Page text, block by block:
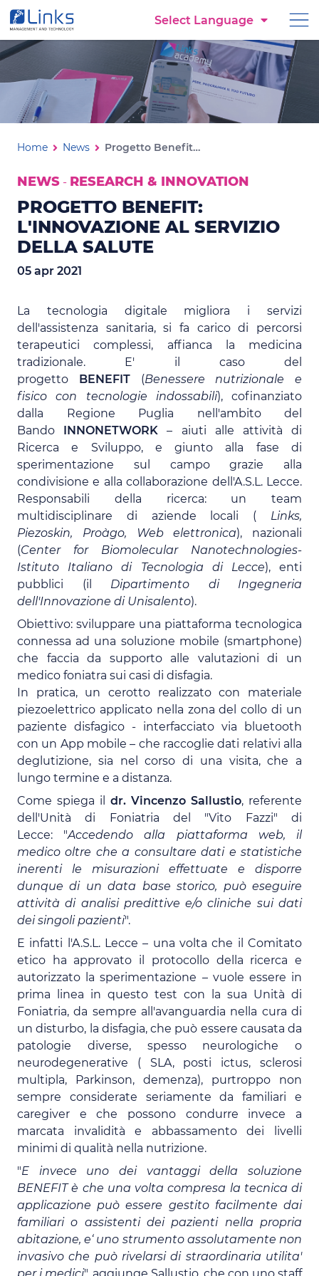
Torna alla homepage
Vai al menu di navigazione
Vai ai contenuti
Select Language
Progetto Benefit:
Ti trovi in:
Home News Progetto Benefit: l'innovazione al servizio della salute
NEWS - RESEARCH & INNOVATION
PROGETTO BENEFIT:
L'INNOVAZIONE AL SERVIZIO
DELLA SALUTE
05 apr 2021
La tecnologia digitale migliora i servizi
dell'assistenza sanitaria, si fa carico di percorsi
terapeutici complessi, affianca la medicina
tradizionale. E' il caso del
progetto BENEFIT(Benessere nutrizionale e
fisico con tecnologie indossabili), cofinanziato
dalla Regione Puglia nell'ambito del
Bando INNONETWORK – aiuti alle attività di
Ricerca e Sviluppo, e giunto alla fase di
sperimentazione sul campo grazie alla
condivisione e alla collaborazione dell'A.S.L. Lecce.
Responsabili della ricerca: un team
multidisciplinare di aziende locali ( Links,
Piezoskin, Proàgo, Web elettronica), nazionali
(Center for Biomolecular Nanotechnologies-
Istituto Italiano di Tecnologia di Lecce), enti
pubblici (il Dipartimento di Ingegneria
dell'Innovazione di Unisalento).
Obiettivo: sviluppare una piattaforma tecnologica
connessa ad una soluzione mobile (smartphone)
che faccia da supporto alle valutazioni di un
medico foniatra sui casi di disfagia.
In pratica, un cerotto realizzato con materiale
piezoelettrico applicato nella zona del collo di un
paziente disfagico - interfacciato via bluetooth
con un App mobile – che raccoglie dati relativi alla
deglutizione, sia nel corso di una visita, che a
lungo termine e a distanza.
Come spiega il dr. Vincenzo Sallustio, referente
dell'Unità di Foniatria del "Vito Fazzi" di
Lecce: "Accedendo alla piattaforma web, il
medico oltre che a consultare dati e statistiche
inerenti le misurazioni effettuate e disporre
dunque di un data base storico, può eseguire
attività di analisi predittive e/o cliniche sui dati
dei singoli pazienti".
E infatti l'A.S.L. Lecce – una volta che il Comitato
etico ha approvato il protocollo della ricerca e
autorizzato la sperimentazione – vuole essere in
prima linea in questo test con la sua Unità di
Foniatria, da sempre all'avanguardia nella cura di
un disturbo, la disfagia, che può essere causata da
patologie diverse, spesso neurologiche o
neurodegenerative ( SLA, posti ictus, sclerosi
multipla, Parkinson, demenza), purtroppo non
sempre considerate seriamente da familiari e
caregiver e che possono condurre invece a
marcata invalidità e abbassamento dei livelli
minimi di qualità nella nutrizione.
"E invece uno dei vantaggi della soluzione
BENEFIT è che una volta compresa la tecnica di
applicazione può essere gestito facilmente dai
familiari o assistenti dei pazienti nella propria
abitazione, e‘ uno strumento assolutamente non
invasivo che può rivelarsi di straordinaria utilita'
per i medici", aggiunge Sallustio, che con uno staff